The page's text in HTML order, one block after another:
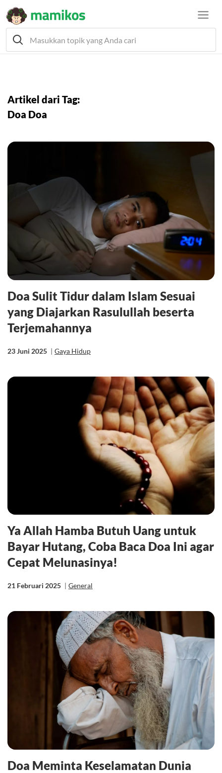
Artikel dari Tag:
Doa Doa
Doa Sulit Tidur dalam Islam Sesuai
yang Diajarkan Rasulullah beserta
Terjemahannya
23 Juni 2025 | Gaya Hidup
Ya Allah Hamba Butuh Uang untuk
Bayar Hutang, Coba Baca Doa Ini agar
Cepat Melunasinya!
21 Februari 2025 | General
Doa Meminta Keselamatan Dunia